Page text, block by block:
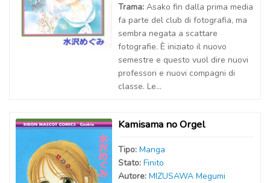
Trama: Asako fin dalla prima media
fa parte del club di fotografia, ma
sembra negata a scattare
fotografie. È iniziato il nuovo
semestre e questo vuol dire nuovi
professori e nuovi compagni di
classe. Le...
Kamisama no Orgel
Tipo: Manga
Stato: Finito
Autore: MIZUSAWA Megumi